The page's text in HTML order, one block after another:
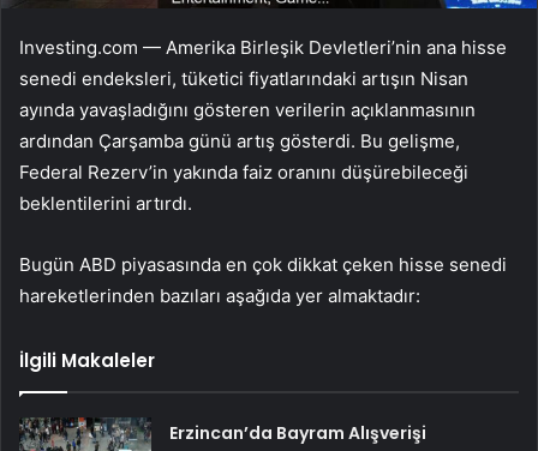
Investing.com — Amerika Birleşik Devletleri’nin ana hisse
senedi endeksleri, tüketici fiyatlarındaki artışın Nisan
ayında yavaşladığını gösteren verilerin açıklanmasının
ardından Çarşamba günü artış gösterdi. Bu gelişme,
Federal Rezerv’in yakında faiz oranını düşürebileceği
beklentilerini artırdı.
Bugün ABD piyasasında en çok dikkat çeken hisse senedi
hareketlerinden bazıları aşağıda yer almaktadır:
İlgili Makaleler
Erzincan’da Bayram Alışverişi